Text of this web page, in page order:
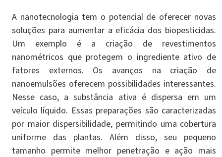
A nanotecnologia tem o potencial de oferecer novas
soluções para aumentar a eficácia dos biopesticidas.
Um exemplo é a criação de revestimentos
nanométricos que protegem o ingrediente ativo de
fatores externos. Os avanços na criação de
nanoemulsões oferecem possibilidades interessantes.
Nesse caso, a substância ativa é dispersa em um
veículo líquido. Essas preparações são caracterizadas
por maior dispersibilidade, permitindo uma cobertura
uniforme das plantas. Além disso, seu pequeno
tamanho permite melhor penetração e ação mais